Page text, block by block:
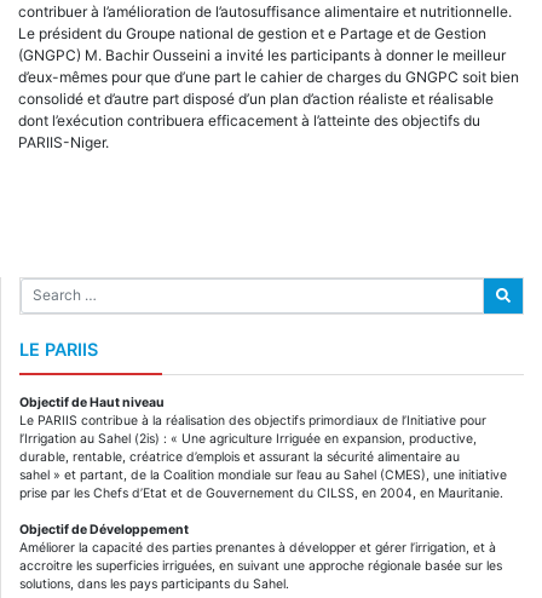
contribuer à l’amélioration de l’autosuffisance alimentaire et nutritionnelle.
Le président du Groupe national de gestion et e Partage et de Gestion
(GNGPC) M. Bachir Ousseini a invité les participants à donner le meilleur
d’eux-mêmes pour que d’une part le cahier de charges du GNGPC soit bien
consolidé et d’autre part disposé d’un plan d’action réaliste et réalisable
dont l’exécution contribuera efficacement à l’atteinte des objectifs du
PARIIS-Niger.
LE PARIIS
Objectif de Haut niveau
Le PARIIS contribue à la réalisation des objectifs primordiaux de l’Initiative pour
l’Irrigation au Sahel (2is) : « Une agriculture Irriguée en expansion, productive,
durable, rentable, créatrice d’emplois et assurant la sécurité alimentaire au
sahel » et partant, de la Coalition mondiale sur l’eau au Sahel (CMES), une initiative
prise par les Chefs d’Etat et de Gouvernement du CILSS, en 2004, en Mauritanie.
Objectif de Développement
Améliorer la capacité des parties prenantes à développer et gérer l’irrigation, et à
accroitre les superficies irriguées, en suivant une approche régionale basée sur les
solutions, dans les pays participants du Sahel.